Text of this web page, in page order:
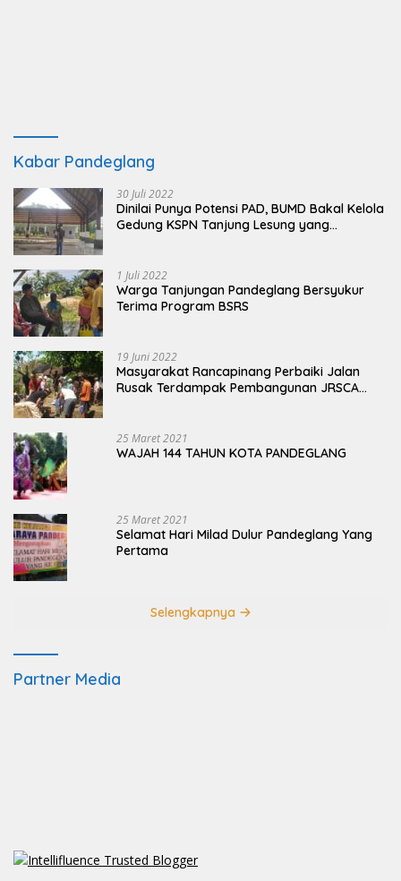
Kabar Pandeglang
30 Juli 2022
Dinilai Punya Potensi PAD, BUMD Bakal Kelola
Gedung KSPN Tanjung Lesung yang
1 Juli 2022
Warga Tanjungan Pandeglang Bersyukur
Terima Program BSRS
19 Juni 2022
Masyarakat Rancapinang Perbaiki Jalan
Rusak Terdampak Pembangunan JRSCA
25 Maret 2021
WAJAH 144 TAHUN KOTA PANDEGLANG
25 Maret 2021
Selamat Hari Milad Dulur Pandeglang Yang
Pertama
Selengkapnya
Partner Media